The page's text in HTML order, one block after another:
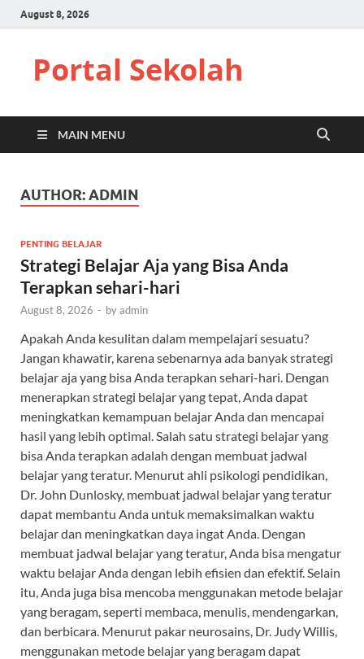
August 8, 2026
Portal Sekolah
MAIN MENU
AUTHOR:ADMIN
PENTING BELAJAR
Strategi Belajar Aja yang Bisa Anda
Terapkan sehari-hari
August 8, 2026 - byadmin
Apakah Anda kesulitan dalam mempelajari sesuatu?
Jangan khawatir, karena sebenarnya ada banyak strategi
belajar aja yang bisa Anda terapkan sehari-hari. Dengan
menerapkan strategi belajar yang tepat, Anda dapat
meningkatkan kemampuan belajar Anda dan mencapai
hasil yang lebih optimal. Salah satu strategi belajar yang
bisa Anda terapkan adalah dengan membuat jadwal
belajar yang teratur. Menurut ahli psikologi pendidikan,
Dr. John Dunlosky, membuat jadwal belajar yang teratur
dapat membantu Anda untuk memaksimalkan waktu
belajar dan meningkatkan daya ingat Anda. Dengan
membuat jadwal belajar yang teratur, Anda bisa mengatur
waktu belajar Anda dengan lebih efisien dan efektif. Selain
itu, Anda juga bisa mencoba menggunakan metode belajar
yang beragam, seperti membaca, menulis, mendengarkan,
dan berbicara. Menurut pakar neurosains, Dr. Judy Willis,
menggunakan metode belajar yang beragam dapat